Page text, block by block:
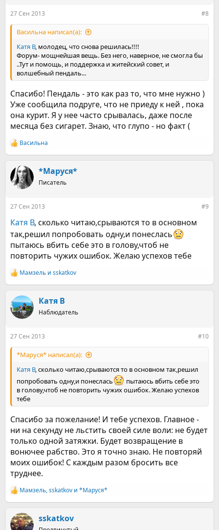
27 Сен 2013 #8
Васильна написал(а):
Катя В, молодец, что снова решилась!!!!
Форум- мощнейшая вещь. Без него, наверное, не смогла бы
..Тут и помощь, и поддержка и житейский совет, и
волшебный пендаль...
Спасибо! Пендаль - это как раз то, что мне нужно )
Уже сообщила подруге, что не приеду к ней , пока
она курит. Я у нее часто срывалась, даже после
месяца без сигарет. Знаю, что глупо - но факт (
Р
е
к
ц
и
Васильна
*Маруся*
Писатель
27 Сен 2013 #9
Катя В, сколько читаю,срываются то в основном
так,решил попробовать одну,и понеслась
пытаюсь вбить себе это в голову,чтоб не
повторить чужих ошибок. Желаю успехов тебе
Р
е
к
ц
и
Мамзель и sskatkov
Катя В
Наблюдатель
27 Сен 2013 #10
*Маруся* написал(а):
Катя В, сколько читаю,срываются то в основном так,решил
попробовать одну,и понеслась
пытаюсь вбить себе это
в голову,чтоб не повторить чужих ошибок. Желаю успехов
тебе
Спасибо за пожелание! И тебе успехов. Главное -
ни на секунду не льстить своей силе воли: не будет
только одной затяжки. Будет возвращение в
вонючее рабство. Это я точно знаю. Не повторяй
моих ошибок! С каждым разом бросить все
труднее.
Р
е
к
ц
Мамзель,sskatkov и *Маруся*
sskatkov